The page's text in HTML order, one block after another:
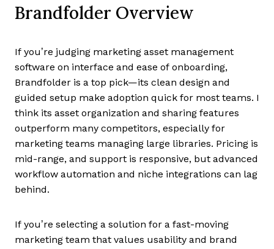
Brandfolder Overview
If you’re judging marketing asset management
software on interface and ease of onboarding,
Brandfolder is a top pick—its clean design and
guided setup make adoption quick for most teams. I
think its asset organization and sharing features
outperform many competitors, especially for
marketing teams managing large libraries. Pricing is
mid-range, and support is responsive, but advanced
workflow automation and niche integrations can lag
behind.
If you’re selecting a solution for a fast-moving
marketing team that values usability and brand